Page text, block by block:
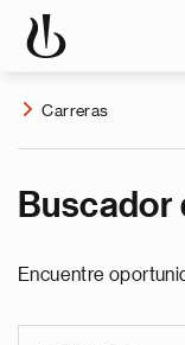
Carreras
Buscador
Encuentre